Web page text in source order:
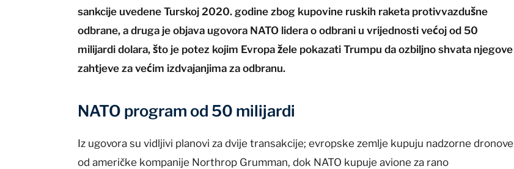
sankcije uvedene Turskoj 2020. godine zbog kupovine ruskih raketa protivvazdušne
odbrane, a druga je objava ugovora NATO lidera o odbrani u vrijednosti većoj od 50
milijardi dolara, što je potez kojim Evropa žele pokazati Trumpu da ozbiljno shvata njegove
zahtjeve za većim izdvajanjima za odbranu.
NATO program od 50 milijardi
Iz ugovora su vidljivi planovi za dvije transakcije; evropske zemlje kupuju nadzorne dronove
od američke kompanije Northrop Grumman, dok NATO kupuje avione za rano